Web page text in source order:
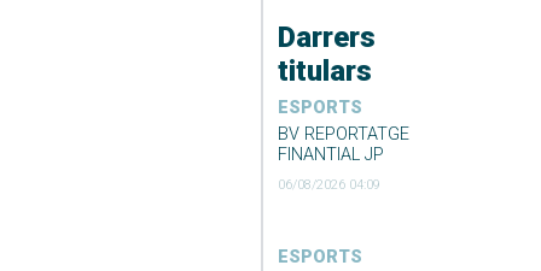
Darrers
titulars
ESPORTS
BV REPORTATGE
FINANTIAL JP
06/08/2026 04:09
ESPORTS